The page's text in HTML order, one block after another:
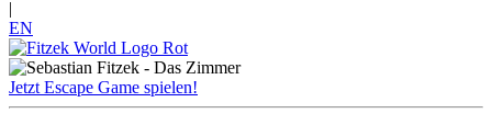
EN
Jetzt Escape Game spielen!